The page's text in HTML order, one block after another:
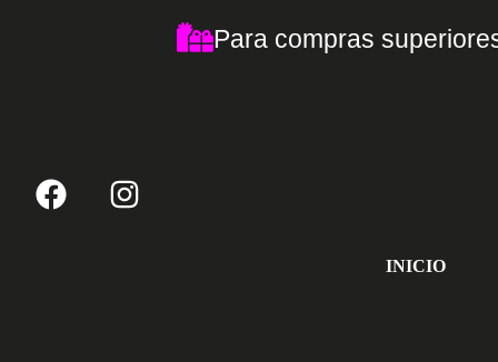
Para compras
INICIO